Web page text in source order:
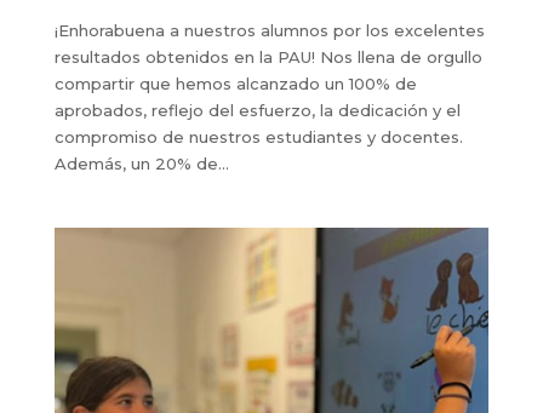
¡Enhorabuena a nuestros alumnos por los excelentes
resultados obtenidos en la PAU! Nos llena de orgullo
compartir que hemos alcanzado un 100% de
aprobados, reflejo del esfuerzo, la dedicación y el
compromiso de nuestros estudiantes y docentes.
Además, un 20% de...